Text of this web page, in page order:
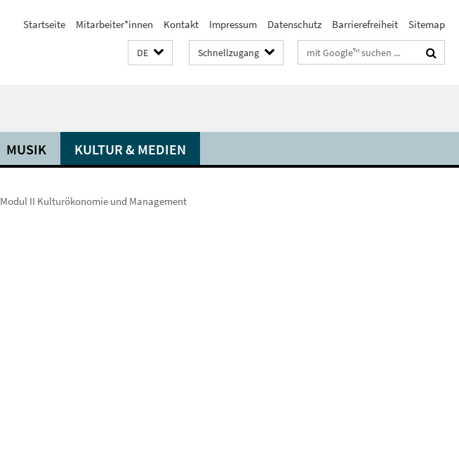
Startseite Mitarbeiter*innen Kontakt Impressum Datenschutz Barrierefreiheit Sitemap
DE Schnellzugang Suchbegriffe
MUSIK KULTUR & MEDIEN
Modul II Kulturökonomie und Management